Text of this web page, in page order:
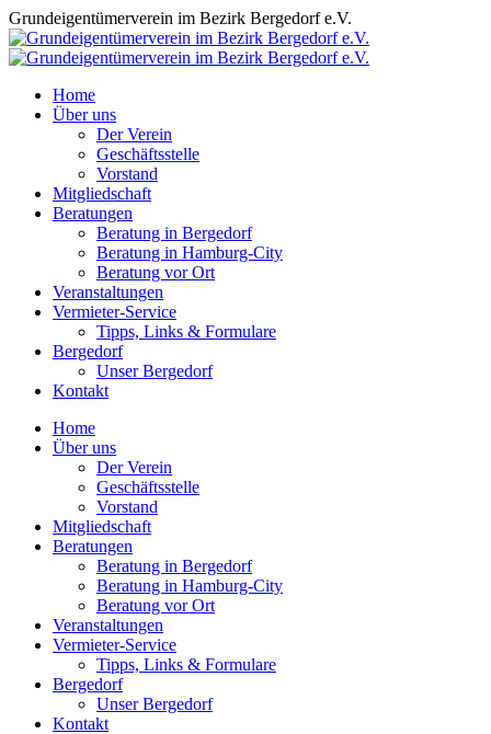
Zum
Inhalt
springen
Grundeigentümerverein im Bezirk Bergedorf e.V.
Home
Über uns
Der Verein
Geschäftsstelle
Vorstand
Mitgliedschaft
Beratungen
Beratung in Bergedorf
Beratung in Hamburg-City
Beratung vor Ort
Veranstaltungen
Vermieter-Service
Tipps, Links & Formulare
Bergedorf
Unser Bergedorf
Kontakt
Facebook
page
window
Instagram
page
window
Home
Über uns
Der Verein
Geschäftsstelle
Vorstand
Mitgliedschaft
Beratungen
Beratung in Bergedorf
Beratung in Hamburg-City
Beratung vor Ort
Veranstaltungen
Vermieter-Service
Tipps, Links & Formulare
Bergedorf
Unser Bergedorf
Kontakt